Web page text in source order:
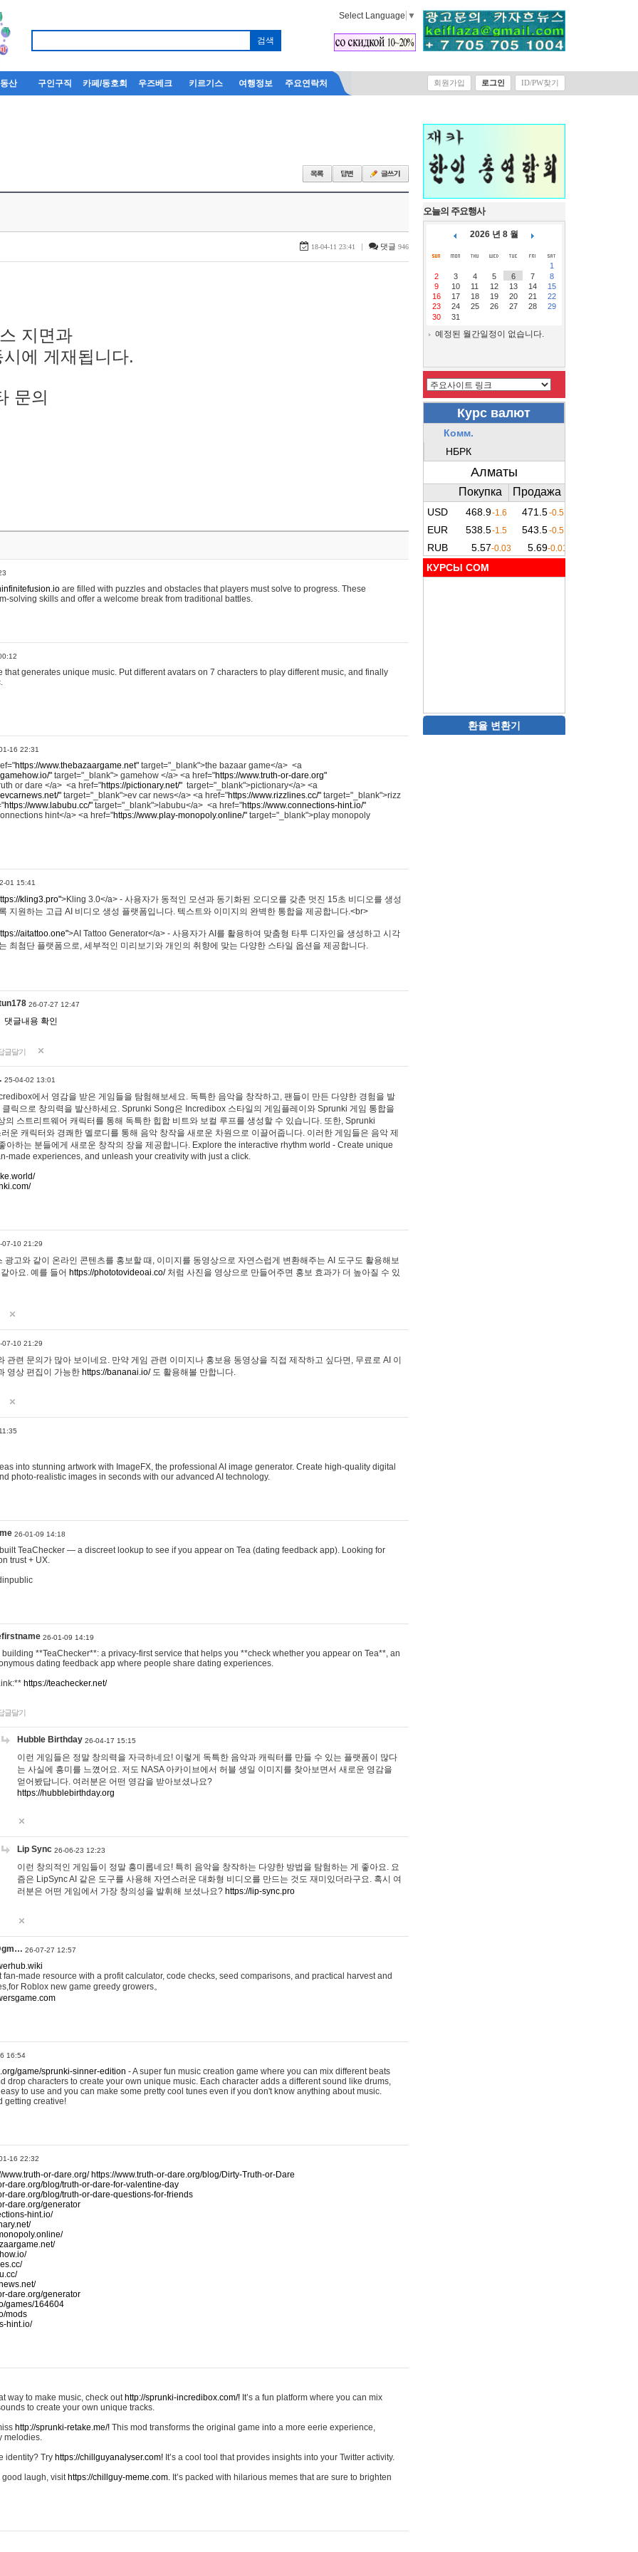
Select Language ▼
산 구인구직 카페/동호회 우즈베크 키르기스 여행정보 주요연락처 회원가입 로그인 ID/PW찾기
18-04-11 23:41 | 댓글 946
지면과
에 게재됩니다.
문의
are filled with puzzles and obstacles that players must solve to progress. These
solving skills and offer a welcome break from traditional battles.
that generates unique music. Put different avatars on 7 characters to play different music, and finally
16 22:31
https://www.thebazaargame.net" target="_blank">the bazaar game</a> <a
" target="_blank"> gamehow </a> <a href="https://www.truth-or-dare.org"
or dare </a> <a href="https://pictionary.net/" target="_blank">pictionary</a> <a
" target="_blank">ev car news</a> <a href="https://www.rizzlines.cc/" target="_blank">rizz
https://www.labubu.cc/" target="_blank">labubu</a> <a href="https://www.connections-hint.io/"
hint</a> <a href="https://www.play-monopoly.online/" target="_blank">play monopoly
01 15:41
kling3.pro">Kling 3.0</a> - 사용자가 동적인 모션과 동기화된 오디오를 갖춘 멋진 15초 비디오를 생성
지원하는 고급 AI 비디오 생성 플랫폼입니다. 텍스트와 이미지의 완벽한 통합을 제공합니다.<br>
aitattoo.one">AI Tattoo Generator</a> - 사용자가 AI를 활용하여 맞춤형 타투 디자인을 생성하고 시각
최첨단 플랫폼으로, 세부적인 미리보기와 개인의 취향에 맞는 다양한 스타일 옵션을 제공합니다.
26-07-27 12:47
댓글내용 확인
글달기
25-04-02 13:01
에서 영감을 받은 게임들을 탐험해보세요. 독특한 음악을 창작하고, 팬들이 만든 다양한 경험을 발
클릭으로 창의력을 발산하세요. Sprunki Song은 Incredibox 스타일의 게임플레이와 Sprunki 게임 통합을
의 스트리트웨어 캐릭터를 통해 독특한 힙합 비트와 보컬 루프를 생성할 수 있습니다. 또한, Sprunki
운 캐릭터와 경쾌한 멜로디를 통해 음악 창작을 새로운 차원으로 이끌어줍니다. 이러한 게임들은 음악 제
아하는 분들에게 새로운 창작의 장을 제공합니다. Explore the interactive rhythm world - Create unique
made experiences, and unleash your creativity with just a click.
07-10 21:29
광고와 같이 온라인 콘텐츠를 홍보할 때, 이미지를 동영상으로 자연스럽게 변환해주는 AI 도구도 활용해보
아요. 예를 들어 https://phototovideoai.co/처럼 사진을 영상으로 만들어주면 홍보 효과가 더 높아질 수 있
07-10 21:29
관련 문의가 많아 보이네요. 만약 게임 관련 이미지나 홍보용 동영상을 직접 제작하고 싶다면, 무료로 AI 이
영상 편집이 가능한 https://bananai.io/도 활용해볼 만합니다.
into stunning artwork with ImageFX, the professional AI image generator. Create high-quality digital
photo-realistic images in seconds with our advanced AI technology.
26-01-09 14:18
TeaChecker — a discreet lookup to see if you appear on Tea (dating feedback app). Looking for
trust + UX.
26-01-09 14:19
building **TeaChecker**: a privacy-first service that helps you **check whether you appear on Tea**, an
dating feedback app where people share dating experiences.
https://teachecker.net/
글달기
Hubble Birthday 26-04-17 15:15
이런 게임들은 정말 창의력을 자극하네요! 이렇게 독특한 음악과 캐릭터를 만들 수 있는 플랫폼이 많다
는 사실에 흥미를 느꼈어요. 저도 NASA 아카이브에서 허블 생일 이미지를 찾아보면서 새로운 영감을
얻어봤답니다. 여러분은 어떤 영감을 받아보셨나요?
https://hubblebirthday.org
Lip Sync 26-06-23 12:23
이런 창의적인 게임들이 정말 흥미롭네요! 특히 음악을 창작하는 다양한 방법을 탐험하는 게 좋아요. 요
즘은 LipSync AI 같은 도구를 사용해 자연스러운 대화형 비디오를 만드는 것도 재미있더라구요. 혹시 여
러분은 어떤 게임에서 가장 창의성을 발휘해 보셨나요? https://lip-sync.pro
26-07-27 12:57
made resource with a profit calculator, code checks, seed comparisons, and practical harvest and
Roblox new game greedy growers。
16:54
game/sprunki-sinner-edition - A super fun music creation game where you can mix different beats
drop characters to create your own unique music. Each character adds a different sound like drums,
to use and you can make some pretty cool tunes even if you don't know anything about music.
getting creative!
16 22:32
www.truth-or-dare.org/ https://www.truth-or-dare.org/blog/Dirty-Truth-or-Dare
dare.org/blog/truth-or-dare-for-valentine-day
dare.org/blog/truth-or-dare-questions-for-friends
dare.org/generator
hint.io/
dare.org/generator
games/164604
mods
hint.io/
way to make music, check out http://sprunki-incredibox.com/! It’s a fun platform where you can mix
to create your own unique tracks.
http://sprunki-retake.me/! This mod transforms the original game into a more eerie experience,
melodies.
identity? Try https://chillguyanalyser.com! It’s a cool tool that provides insights into your Twitter activity.
good laugh, visit https://chillguy-meme.com. It’s packed with hilarious memes that are sure to brighten
오늘의 주요행사
2026 년 8 월
1
2
3 4 5 6 7
8
9
10 11 12 13 14
15
16
17 18 19 20 21
22
23
24 25 26 27 28
29
30
31
예정된 월간일정이 없습니다.
КУРСЫ COM
환율 변환기